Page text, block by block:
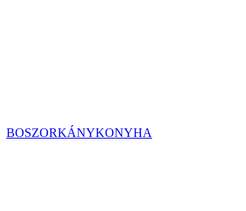
BOSZORKÁNYKONYHA